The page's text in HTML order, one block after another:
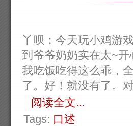
丫呗：今天玩小鸡游
到爷爷奶奶实在太~
我吃饭吃得这么乖，
了。好！就没有了。
阅读全文...
Tags: 口述